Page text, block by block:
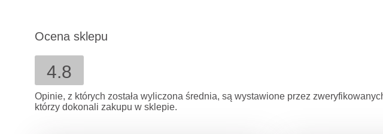
Ocena sklepu
4.8
Opinie, z których została wyliczona średnia, są wystawione przez
którzy dokonali zakupu w sklepie.